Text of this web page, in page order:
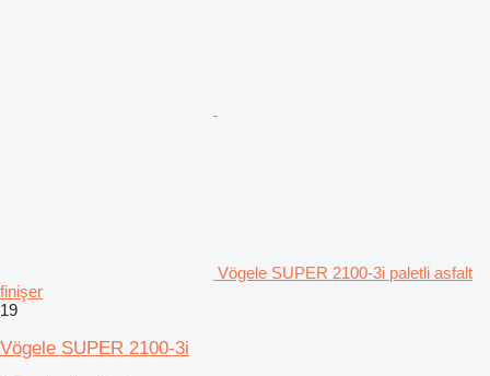
Vögele SUPER 2100-3i paletli asfalt
finişer
19
Vögele SUPER 2100-3i